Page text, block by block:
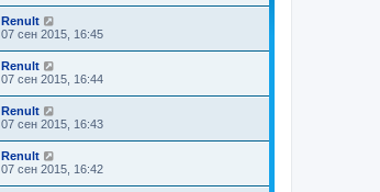
Renult
07 сен 2015, 16:45
Renult
07 сен 2015, 16:44
Renult
07 сен 2015, 16:43
Renult
07 сен 2015, 16:42